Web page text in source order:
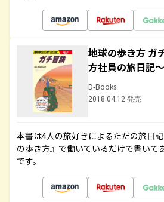
地球の歩き方 ガ
方社員の旅日記～
D-Books
2018.04.12 発売
本書は4人の旅好きによるただの旅日
の歩き方』で働いているだけで書いて
です。